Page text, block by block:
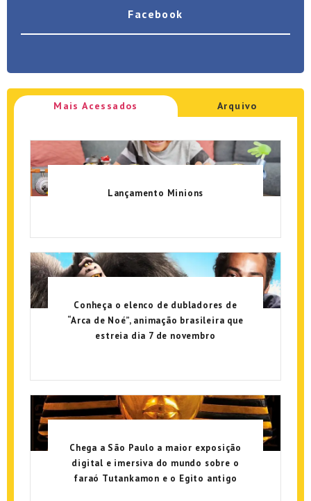
Facebook
Mais Acessados Arquivo
Lançamento Minions
Conheça o elenco de dubladores de
“Arca de Noé”, animação brasileira que
estreia dia 7 de novembro
Chega a São Paulo a maior exposição
digital e imersiva do mundo sobre o
faraó Tutankamon e o Egito antigo